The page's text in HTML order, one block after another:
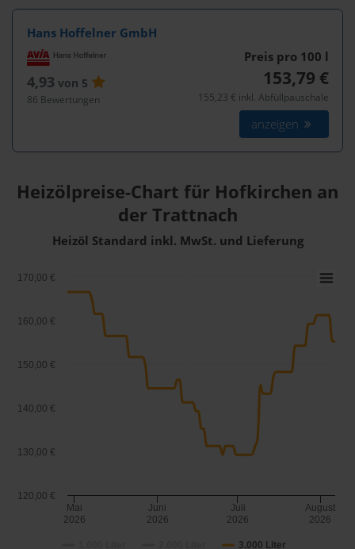
Hans Hoffelner GmbH
4,93 von 5
86 Bewertungen
Preis pro 100 l
153,79 €
155,23 € inkl. Abfüllpauschale
anzeigen
Heizölpreise-Chart für Hofkirchen an
der Trattnach
Heizöl Standard inkl. MwSt. und Lieferung
3.000 Liter
Mai
2026
Juni
2026
Juli
2026
August
2026
120,00 €
130,00 €
140,00 €
150,00 €
160,00 €
170,00 €